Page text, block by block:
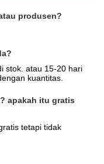
produsen?
stok. atau 15-20 hari
kuantitas.
apakah itu gratis
tetapi tidak